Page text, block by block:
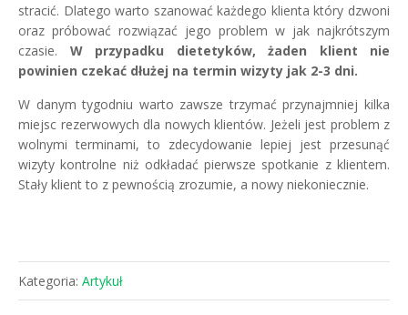
stracić. Dlatego warto szanować każdego klienta który dzwoni
oraz próbować rozwiązać jego problem w jak najkrótszym
czasie. W przypadku dietetyków, żaden klient nie
powinien czekać dłużej na termin wizyty jak 2-3 dni.
W danym tygodniu warto zawsze trzymać przynajmniej kilka
miejsc rezerwowych dla nowych klientów. Jeżeli jest problem z
wolnymi terminami, to zdecydowanie lepiej jest przesunąć
wizyty kontrolne niż odkładać pierwsze spotkanie z klientem.
Stały klient to z pewnością zrozumie, a nowy niekoniecznie.
Kategoria: Artykuł